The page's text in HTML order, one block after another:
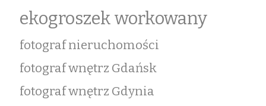
ekogroszek workowany
fotograf nieruchomości
fotograf wnętrz Gdańsk
fotograf wnętrz Gdynia